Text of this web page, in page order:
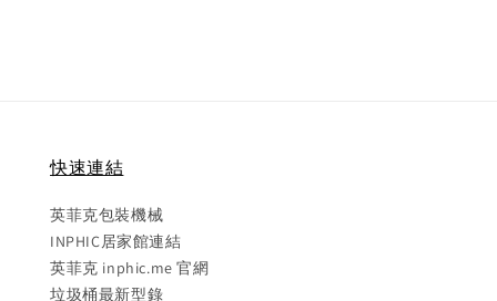
快速連結
英菲克包裝機械
INPHIC居家館連結
英菲克 inphic.me 官網
垃圾桶最新型錄